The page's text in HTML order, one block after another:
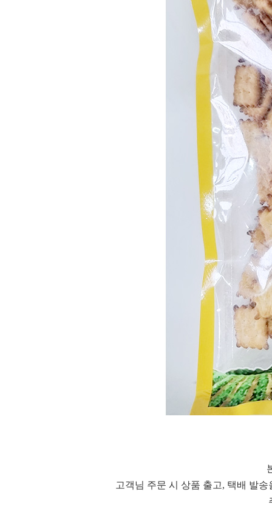
고객님 주문 시 상품 출고, 택배 발